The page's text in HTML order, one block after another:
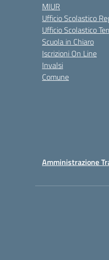
MIUR
Ufficio Scolastico
Ufficio Scolastico
Scuola in Chiaro
Iscrizioni On Line
Invalsi
Comune
Amministrazione